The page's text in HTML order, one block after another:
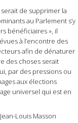
de supprimer la
au Parlement s’y
bénéficiaires », il
à l’encontre des
afin de dénaturer
des choses serait
par des pressions ou
aux élections
universel qui est en
Louis Masson